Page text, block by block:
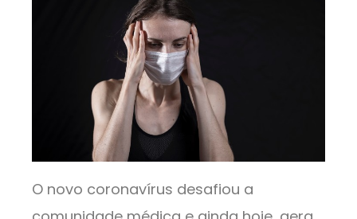
O novo coronavírus desafiou a